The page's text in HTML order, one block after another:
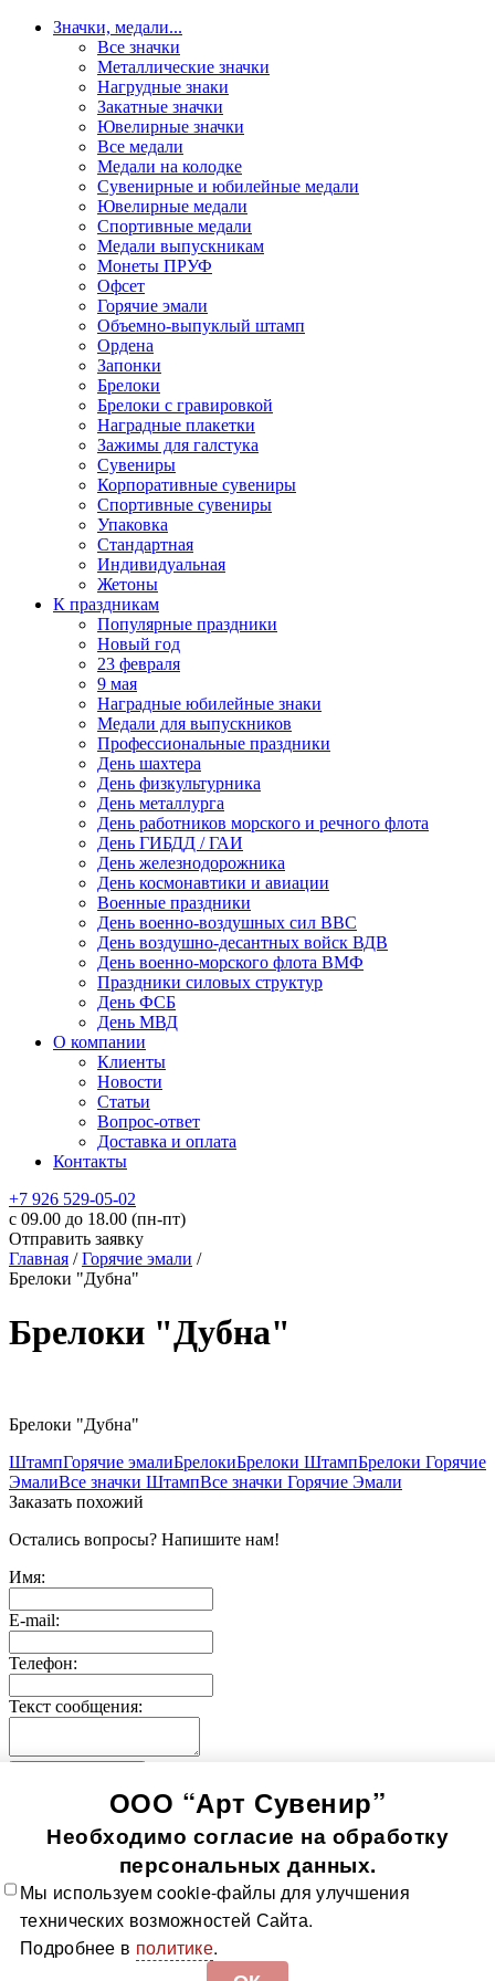
Значки, медали...
Все значки
Металлические значки
Нагрудные знаки
Закатные значки
Ювелирные значки
Все медали
Медали на колодке
Сувенирные и юбилейные медали
Ювелирные медали
Спортивные медали
Медали выпускникам
Монеты ПРУФ
Офсет
Горячие эмали
Объемно-выпуклый штамп
Ордена
Запонки
Брелоки
Брелоки с гравировкой
Наградные плакетки
Зажимы для галстука
Сувениры
Корпоративные сувениры
Спортивные сувениры
Упаковка
Стандартная
Индивидуальная
Жетоны
К праздникам
Популярные праздники
Новый год
23 февраля
9 мая
Наградные юбилейные знаки
Медали для выпускников
Профессиональные праздники
День шахтера
День физкультурника
День металлурга
День работников морского и речного флота
День ГИБДД / ГАИ
День железнодорожника
День космонавтики и авиации
Военные праздники
День военно-воздушных сил ВВС
День воздушно-десантных войск ВДВ
День военно-морского флота ВМФ
Праздники силовых структур
День ФСБ
День МВД
О компании
Клиенты
Новости
Статьи
Вопрос-ответ
Доставка и оплата
Контакты
+7 926 529-05-02
c 09.00 до 18.00 (пн-пт)
Отправить заявку
Главная /Горячие эмали /
Брелоки "Дубна"
Брелоки "Дубна"
Брелоки "Дубна"
ШтампГорячие эмалиБрелокиБрелоки ШтампБрелоки Горячие
ЭмалиВсе значки ШтампВсе значки Горячие Эмали
Заказать похожий
Остались вопросы? Напишите нам!
Имя:
E-mail:
Телефон:
Текст сообщения:
Значки-медали
Использование информации, содержащейся на сайте, в том
числе фото продукции, без согласия правообладателя, влечет
возникновение ответственности согласно ст. 1250-1252 ГК
РФ, ст. 7.12 КоАП РФ и ст. 146, 147 УК РФ
Все значки Все медали О компании Контакты
изготовления Политика в отношении обработки
персональных данных Доставка и оплата
ООО “Арт Сувенир”
Необходимо согласие на обработку
персональных данных.
Мы используем cookie-файлы для улучшения
технических возможностей Сайта.
Подробнее в политике.